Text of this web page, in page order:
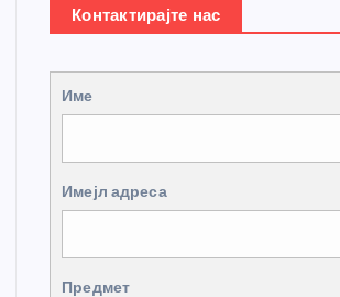
Контактирајте нас
Име
Имејл адреса
Предмет